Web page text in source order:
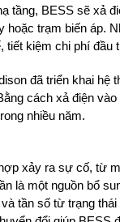
tầng, BESS sẽ xả
hoặc trạm biến áp.
tiết kiệm chi phí
đã triển khai hệ
cách xả điện
nhiều năm.
xảy ra sự cố, từ
là một nguồn bổ
tần số từ trạng